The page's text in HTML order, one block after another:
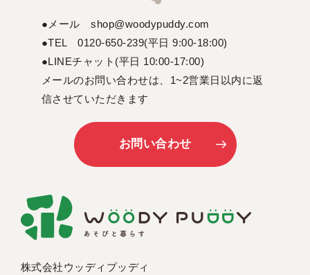
株式会社ウッディプッディ
●メール shop@woodypuddy.com
●TEL 0120-650-239(平日 9:00-18:00)
●LINEチャット(平日 10:00-17:00)
メールのお問い合わせは、1~2営業日以内に返
信させていただきます
お問い合わせ